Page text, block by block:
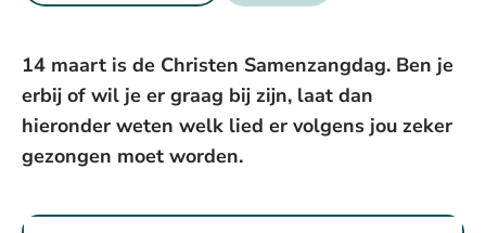
14 maart is de Christen Samenzangdag. Ben je
erbij of wil je er graag bij zijn, laat dan
hieronder weten welk lied er volgens jou zeker
gezongen moet worden.